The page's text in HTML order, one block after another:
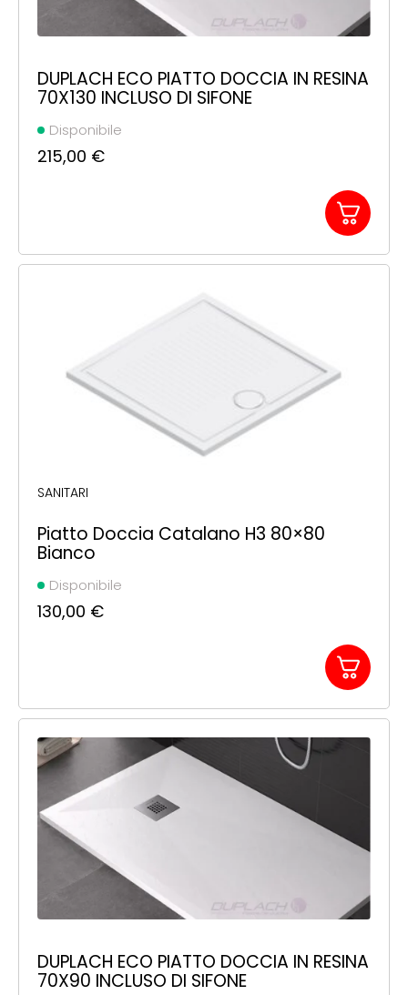
DUPLACH ECO PIATTO DOCCIA IN RESINA
70X130 INCLUSO DI SIFONE
Disponibile
215,00 €
SANITARI
Piatto Doccia Catalano H3 80×80
Bianco
Disponibile
130,00 €
DUPLACH ECO PIATTO DOCCIA IN RESINA
70X90 INCLUSO DI SIFONE